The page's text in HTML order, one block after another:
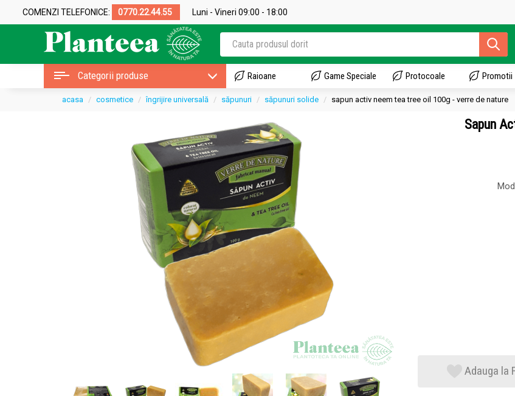
COMENZI TELEFONICE: 0770.22.44.55 Luni - Vineri 09:00 - 18:00
Categorii produse Raioane Game Speciale Protocoale Promotii
acasa cosmetice îngrijire universală săpunuri săpunuri solide sapun activ neem tea tree oil 100g - verre de nature
Sapun
Adauga la